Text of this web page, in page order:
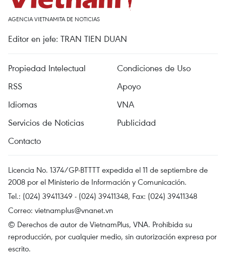
AGENCIA VIETNAMITA DE NOTICIAS
Editor en jefe: TRAN TIEN DUAN
Propiedad Intelectual
Condiciones de Uso
RSS
Apoyo
Idiomas
VNA
Servicios de Noticias
Publicidad
Contacto
Licencia No. 1374/GP-BTTTT expedida el 11 de septiembre de
2008 por el Ministerio de Información y Comunicación.
Tel.: (024) 39411349 - (024) 39411348, Fax: (024) 39411348
Correo: vietnamplus@vnanet.vn
© Derechos de autor de VietnamPlus, VNA. Prohibida su
reproducción, por cualquier medio, sin autorización expresa por
escrito.